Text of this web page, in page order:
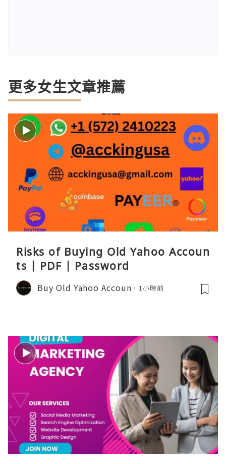
更多女生文章推薦
Risks of Buying Old Yahoo Accoun
ts | PDF | Password
Buy Old Yahoo Accoun 1小時前